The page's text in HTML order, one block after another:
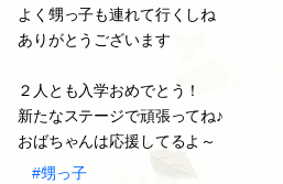
よく甥っ子も連れて行くしね
ありがとうございます
２人とも入学おめでとう！
新たなステージで頑張ってね♪
おばちゃんは応援してるよ～
#甥っ子